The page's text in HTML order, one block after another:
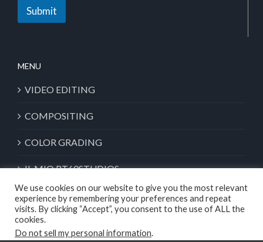
Submit
MENU
VIDEO EDITING
COMPOSITING
COLOR GRADING
IL MIO RT60STUDIOS
Copyright © 1994-2024 All Rights Reserved to
02970510604Privacy Policy & Term| Powered by
We use cookies on our website to give you the most relevant
experience by remembering your preferences and repeat
visits. By clicking “Accept”, you consent to the use of ALL the
cookies.
Do not sell my personal information.